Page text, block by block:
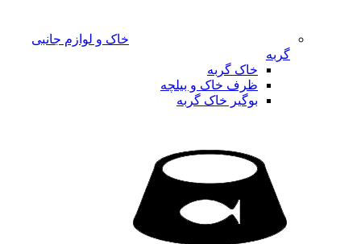
خاک و لوازم جانبی
گربه
خاک گربه
ظرف خاک و بیلچه
بوگیر خاک گربه